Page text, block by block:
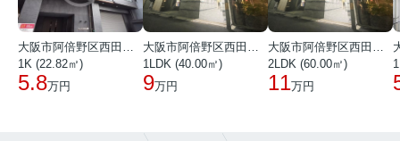
1K (22.82㎡)
5.8万円
1LDK (40.00㎡)
9万円
2LDK (60.00㎡)
11万円